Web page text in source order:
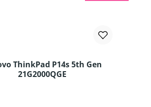
ThinkPad P14s 5th Gen
21G2000QGE